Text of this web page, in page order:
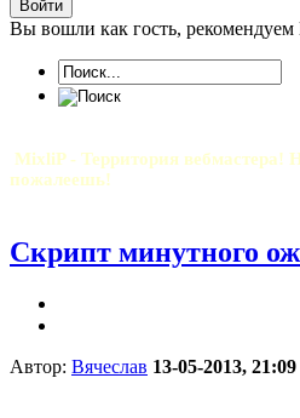
Вы вошли как гость, рекомендуем
MixliP - Территория вебмастера!
пожалеешь!
Скрипт минутного
Автор: Вячеслав 13-05-2013, 21:09